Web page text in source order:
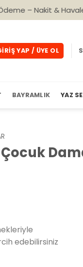
& Havale/EFT
YAP / ÜYE OL
BAYRAMLIK YAZ
edebilirsiniz